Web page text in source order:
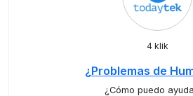
4 klik
¿Problemas de
¿Cómo puedo